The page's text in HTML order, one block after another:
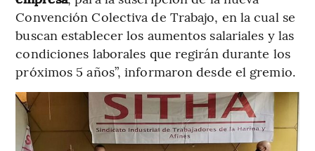
Convención Colectiva de Trabajo, en la cual se
buscan establecer los aumentos salariales y las
condiciones laborales que regirán durante los
próximos 5 años”, informaron desde el gremio.